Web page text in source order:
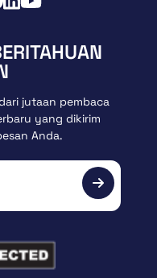
jutaan pembaca
yang dikirim
Anda.